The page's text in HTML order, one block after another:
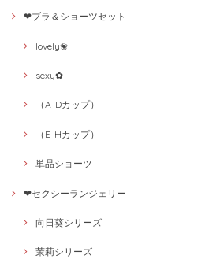
❤ブラ＆ショーツセット
lovely❀
sexy✿
（A-Dカップ）
（E-Hカップ）
単品ショーツ
❤セクシーランジェリー
向日葵シリーズ
茉莉シリーズ